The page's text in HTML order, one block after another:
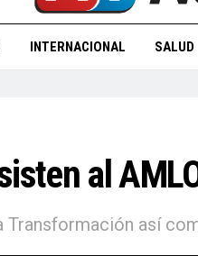
INTERNACIONAL SALUD
al
así